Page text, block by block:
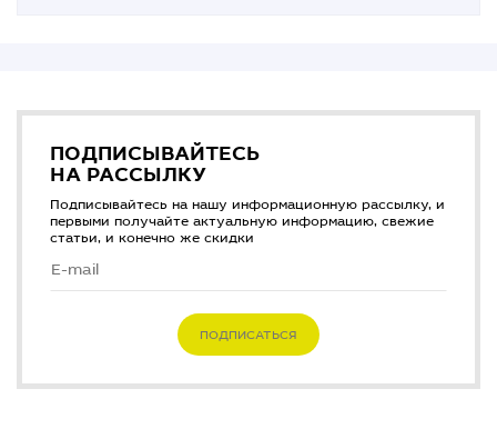
ПОДПИСЫВАЙТЕСЬ
НА РАССЫЛКУ
Подписывайтесь на нашу информационную рассылку, и
первыми получайте актуальную информацию, свежие
статьи, и конечно же скидки
ПОДПИСАТЬСЯ